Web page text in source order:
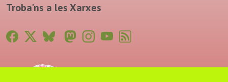
Troba'ns a les Xarxes